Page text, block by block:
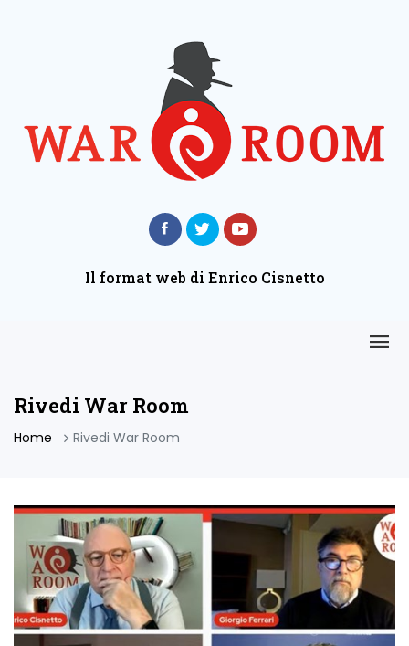
Il format web di Enrico Cisnetto
Rivedi War Room
Home Rivedi War Room